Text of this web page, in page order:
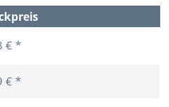
€ *
€ *